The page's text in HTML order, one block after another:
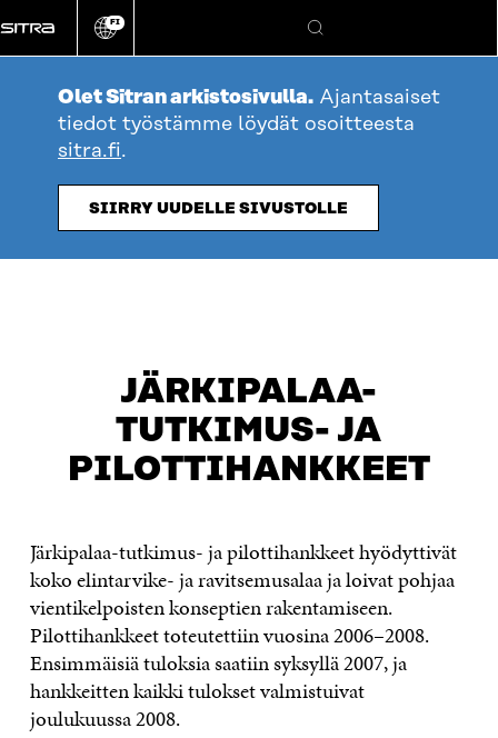
suoraan
sisältöön
Vaihda
kieli
FI
Hae
Olet Sitran arkistosivulla. Ajantasaiset
tiedot työstämme löydät osoitteesta
sitra.fi.
SIIRRY UUDELLE SIVUSTOLLE
JÄRKIPALAA-
TUTKIMUS- JA
PILOTTIHANKKEET
Järkipalaa-tutkimus- ja pilottihankkeet hyödyttivät
koko elintarvike- ja ravitsemusalaa ja loivat pohjaa
vientikelpoisten konseptien rakentamiseen.
Pilottihankkeet toteutettiin vuosina 2006–2008.
Ensimmäisiä tuloksia saatiin syksyllä 2007, ja
hankkeitten kaikki tulokset valmistuivat
joulukuussa 2008.